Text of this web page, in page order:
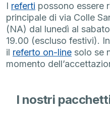
I referti possono essere
principale di via Colle
(NA) dal lunedì al
19.00 (escluso festivi).
il referto on-line solo se
momento
I nostri